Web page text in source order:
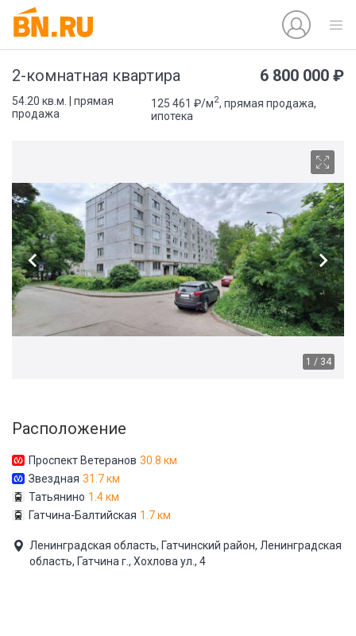
2-комнатная квартира 6 800 000 ₽
54.20 кв.м. | прямая
продажа
125 461 ₽/м2, прямая продажа,
ипотека
1 / 34
Расположение
Проспект Ветеранов 30.8 км
Звездная 31.7 км
Татьянино 1.4 км
Гатчина-Балтийская 1.7 км
Ленинградская область, Гатчинский район, Ленинградская
область, Гатчина г., Хохлова ул., 4